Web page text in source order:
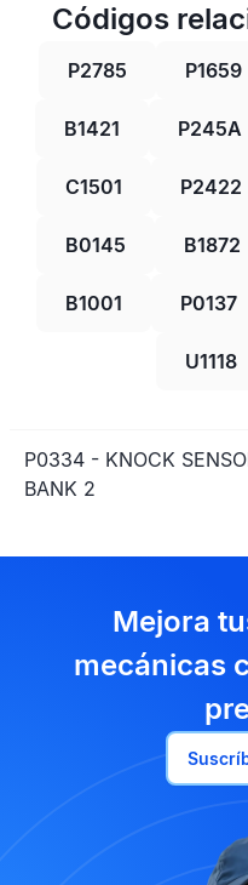
Códigos
P2785 P1659
B1421 P245A
C1501 P2422
B0145 B1872
B1001 P0137
U1118
P0334 - KNOCK
BANK 2
Mejora
mecánicas